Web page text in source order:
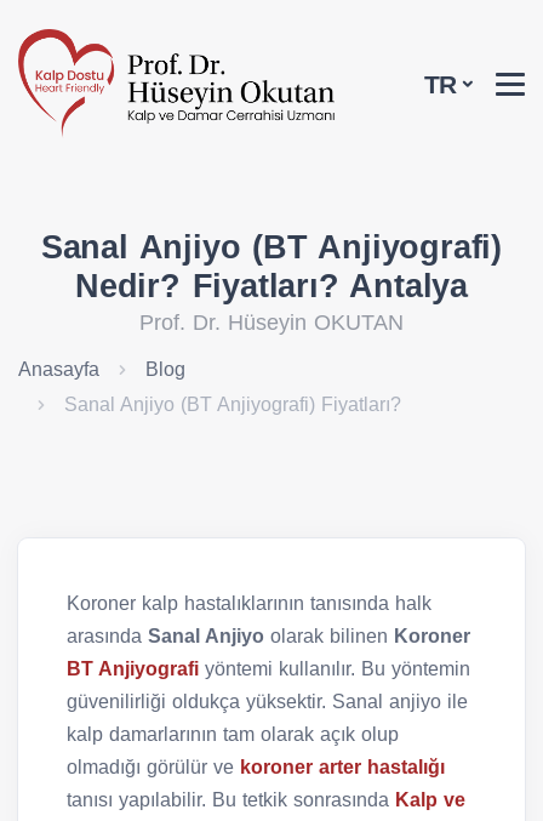
TR
Sanal Anjiyo (BT Anjiyografi)
Nedir? Fiyatları? Antalya
Prof. Dr. Hüseyin OKUTAN
Anasayfa
Blog
Sanal Anjiyo (BT Anjiyografi) Fiyatları?
Koroner kalp hastalıklarının tanısında halk
arasında Sanal Anjiyo olarak bilinen Koroner
BT Anjiyografi yöntemi kullanılır. Bu yöntemin
güvenilirliği oldukça yüksektir. Sanal anjiyo ile
kalp damarlarının tam olarak açık olup
olmadığı görülür ve koroner arter hastalığı
tanısı yapılabilir. Bu tetkik sonrasında Kalp ve